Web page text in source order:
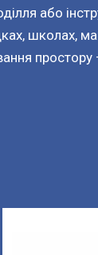
або
школах,